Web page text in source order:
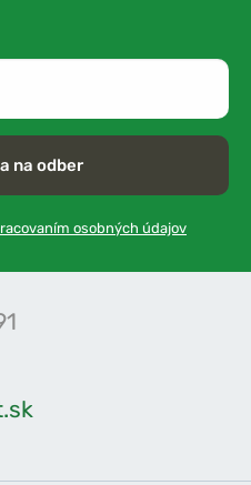
na odber
osobných údajov